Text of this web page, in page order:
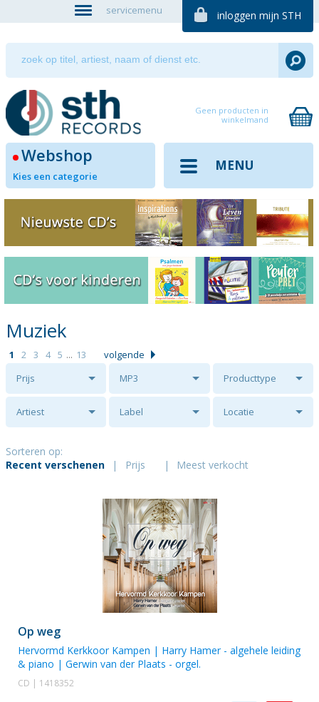
servicemenu inloggen mijn STH
Geen producten in
winkelmand
Webshop
Kies een categorie
MENU
Muziek
1 2 3 4 5 ... 13
volgende
Prijs
MP3 Producttype
Artiest Label Locatie
Sorteren op:
Recent verschenen
| Prijs | Meest verkocht
Op weg
Hervormd Kerkkoor Kampen | Harry Hamer- algehele leiding
& piano | Gerwin van der Plaats - orgel.
CD | 1418352